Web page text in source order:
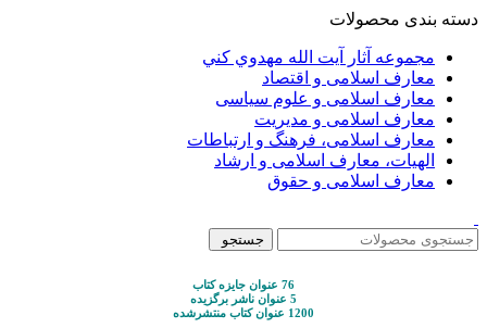
دسته بندی محصولات
مجموعه آثار آيت الله مهدوي كني
معارف اسلامی و اقتصاد
معارف اسلامی و علوم سیاسی
معارف اسلامی و مدیریت
معارف اسلامی، فرهنگ و ارتباطات
الهیات، معارف اسلامی و ارشاد
معارف اسلامی و حقوق
جستجو
76 عنوان جایزه کتاب
5 عنوان ناشر برگزیده
1200 عنوان کتاب منتشرشده